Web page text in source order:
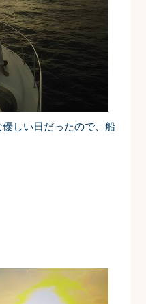
しい日だったので、船